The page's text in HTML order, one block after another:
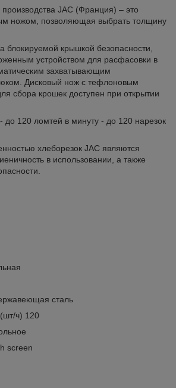
JAC (Франция) – это
ножом, позволяющая выбрать толщину
блокируемой крышкой безопасности,
устройством для расфасовки в
захватывающим
Дисковый нож с тефлоновым
сбора крошек доступен при открытии
до 120 ломтей в минуту - до 120 нарезок
хлеборезок JAC являются
в использовании, а также
сталь
ч) 120
screen